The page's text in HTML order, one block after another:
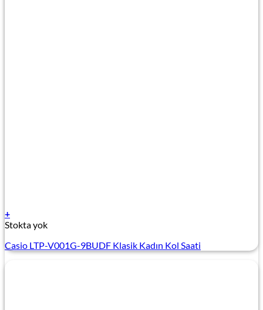
+
Stokta yok
Casio LTP-V001G-9BUDF Klasik Kadın Kol Saati